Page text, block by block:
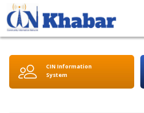
CIN Information
System